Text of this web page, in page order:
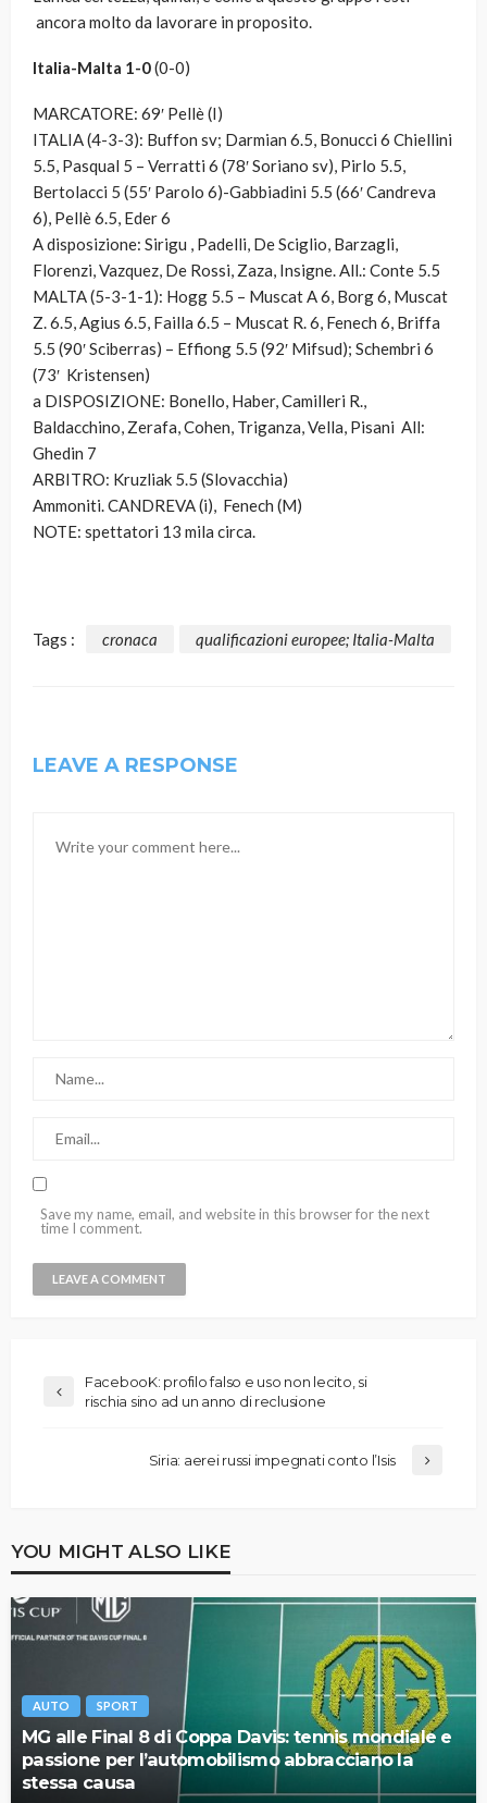
ancora molto da lavorare in proposito.
Italia-Malta 1-0(0-0)
MARCATORE: 69′ Pellè (I)
ITALIA (4-3-3): Buffon sv; Darmian 6.5, Bonucci 6 Chiellini
5.5, Pasqual 5 – Verratti 6 (78′ Soriano sv), Pirlo 5.5,
Bertolacci 5 (55′ Parolo 6)-Gabbiadini 5.5 (66′ Candreva
6), Pellè 6.5, Eder 6
A disposizione: Sirigu , Padelli, De Sciglio, Barzagli,
Florenzi, Vazquez, De Rossi, Zaza, Insigne. All.: Conte 5.5
MALTA (5-3-1-1): Hogg 5.5 – Muscat A 6, Borg 6, Muscat
Z. 6.5, Agius 6.5, Failla 6.5 – Muscat R. 6, Fenech 6, Briffa
5.5 (90′ Sciberras) – Effiong 5.5 (92′ Mifsud); Schembri 6
(73′ Kristensen)
a DISPOSIZIONE: Bonello, Haber, Camilleri R.,
Baldacchino, Zerafa, Cohen, Triganza, Vella, Pisani All:
Ghedin 7
ARBITRO: Kruzliak 5.5 (Slovacchia)
Ammoniti. CANDREVA (i), Fenech (M)
NOTE: spettatori 13 mila circa.
Tags : cronaca qualificazioni europee; Italia-Malta
LEAVE A RESPONSE
Save my name, email, and website in this browser for the next
time I comment.
FacebooK: profilo falso e uso non lecito, si
rischia sino ad un anno di reclusione
Siria: aerei russi impegnati conto l’Isis
YOU MIGHT ALSO LIKE
AUTO SPORT
MG alle Final 8 di Coppa Davis: tennis mondiale e
passione per l’automobilismo abbracciano la
stessa causa